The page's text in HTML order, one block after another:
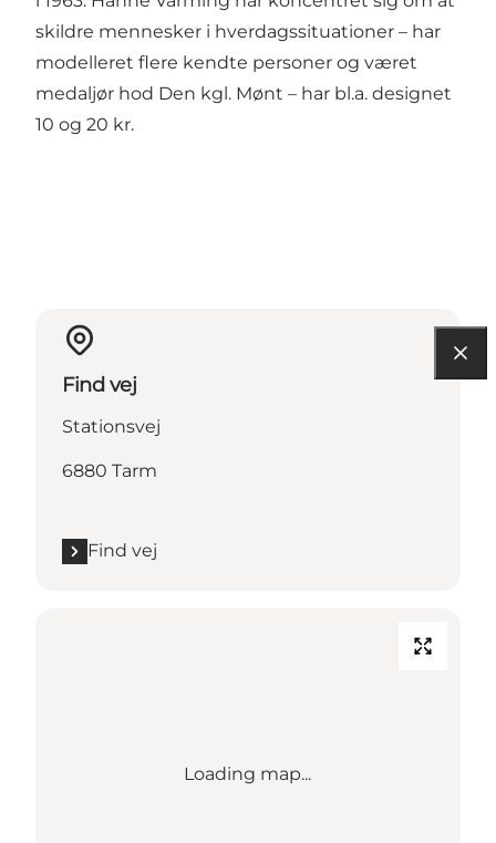
skildre mennesker i hverdagssituationer – har
modelleret flere kendte personer og været
medaljør hod Den kgl. Mønt – har bl.a. designet
10 og 20 kr.
Find vej
Stationsvej
6880 Tarm
Find vej
Loading map...